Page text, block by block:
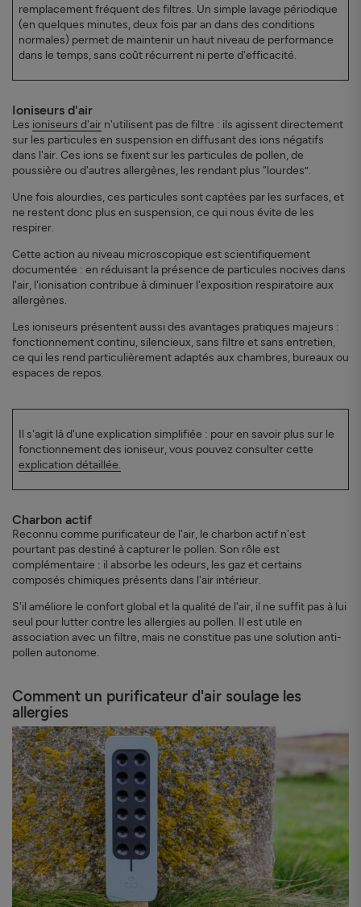
remplacement fréquent des filtres. Un simple lavage périodique
(en quelques minutes, deux fois par an dans des conditions
normales) permet de maintenir un haut niveau de performance
dans le temps, sans coût récurrent ni perte d'efficacité.
Ioniseurs d'air
Les ioniseurs d'air n'utilisent pas de filtre : ils agissent directement
sur les particules en suspension en diffusant des ions négatifs
dans l'air. Ces ions se fixent sur les particules de pollen, de
poussière ou d'autres allergènes, les rendant plus “lourdes”.
Une fois alourdies, ces particules sont captées par les surfaces, et
ne restent donc plus en suspension, ce qui nous évite de les
respirer.
Cette action au niveau microscopique est scientifiquement
documentée : en réduisant la présence de particules nocives dans
l'air, l'ionisation contribue à diminuer l'exposition respiratoire aux
allergènes.
Les ioniseurs présentent aussi des avantages pratiques majeurs :
fonctionnement continu, silencieux, sans filtre et sans entretien,
ce qui les rend particulièrement adaptés aux chambres, bureaux ou
espaces de repos.
Il s'agit là d'une explication simplifiée : pour en savoir plus sur le
fonctionnement des ioniseur, vous pouvez consulter cette
explication détaillée.
Charbon actif
Reconnu comme purificateur de l'air, le charbon actif n'est
pourtant pas destiné à capturer le pollen. Son rôle est
complémentaire : il absorbe les odeurs, les gaz et certains
composés chimiques présents dans l'air intérieur.
S'il améliore le confort global et la qualité de l'air, il ne suffit pas à lui
seul pour lutter contre les allergies au pollen. Il est utile en
association avec un filtre, mais ne constitue pas une solution anti-
pollen autonome.
Comment un purificateur d'air soulage les
allergies